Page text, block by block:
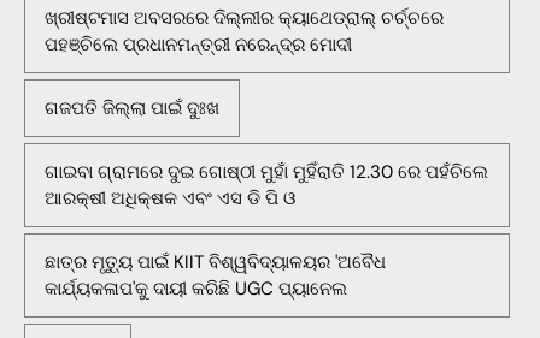
ଖ୍ରୀଷ୍ଟମାସ ଅବସରରେ ଦିଲ୍ଲୀର କ୍ୟାଥେଡ୍ରାଲ୍ ଚର୍ଚ୍ଚରେ
ପହଞ୍ଚିଲେ ପ୍ରଧାନମନ୍ତ୍ରୀ ନରେନ୍ଦ୍ର ମୋଦୀ
ଗଜପତି ଜିଲ୍ଲା ପାଇଁ ଦୁଃଖ
ଗାଇବା ଗ୍ରାମରେ ଦୁଇ ଗୋଷ୍ଠୀ ମୁହାଁ ମୁହିଁରାତି 12.30 ରେ ପହଁଚିଲେ
ଆରକ୍ଷୀ ଅଧିକ୍ଷକ ଏବଂ ଏସ ଡି ପି ଓ
ଛାତ୍ର ମୃତ୍ୟୁ ପାଇଁ KIIT ବିଶ୍ୱବିଦ୍ୟାଳୟର 'ଅବୈଧ
କାର୍ଯ୍ୟକଳାପ'କୁ ଦାୟୀ କରିଛି UGC ପ୍ୟାନେଲ